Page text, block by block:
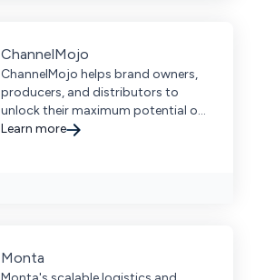
ChannelMojo
ChannelMojo helps brand owners,
producers, and distributors to
unlock their maximum potential on
marketplaces.
Learn more
Monta